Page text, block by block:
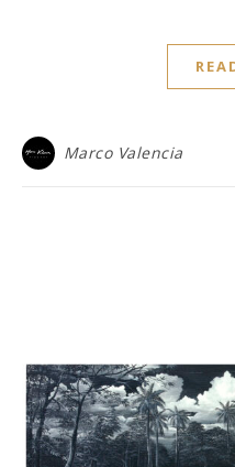
Marco Valencia